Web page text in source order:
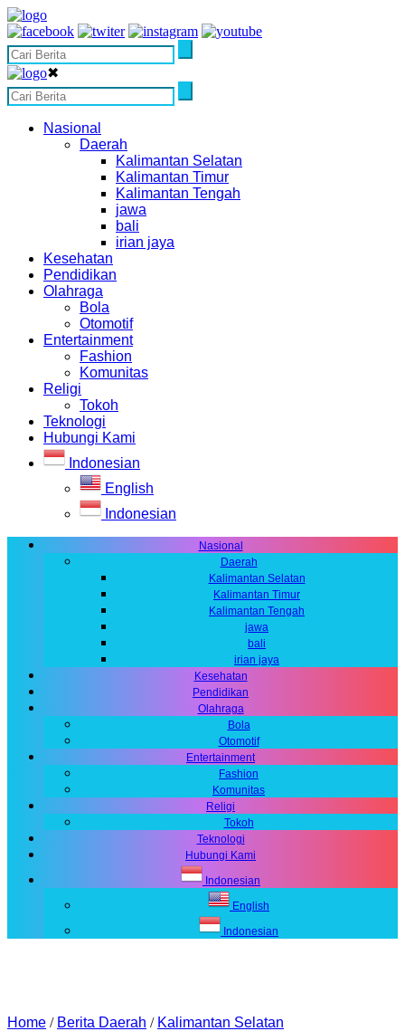
✖
Nasional
Daerah
Kalimantan Selatan
Kalimantan Timur
Kalimantan Tengah
jawa
bali
irian jaya
Kesehatan
Pendidikan
Olahraga
Bola
Otomotif
Entertainment
Fashion
Komunitas
Religi
Tokoh
Teknologi
Hubungi Kami
Indonesian
English
Indonesian
Nasional
Daerah
Kalimantan Selatan
Kalimantan Timur
Kalimantan Tengah
jawa
bali
irian jaya
Kesehatan
Pendidikan
Olahraga
Bola
Otomotif
Entertainment
Fashion
Komunitas
Religi
Tokoh
Teknologi
Hubungi Kami
Indonesian
English
Indonesian
Home / Berita Daerah / Kalimantan Selatan